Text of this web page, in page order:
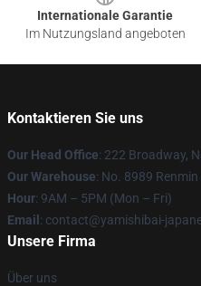
Internationale Garantie
Im Nutzungsland angeboten
Kontaktieren Sie uns
Our Head Office: 222 Broadway,
Our Warehouse: No. 8989
Hour: 9AM – 5PM (Mon – Fri)
Email : contact@yamishibai-
Unsere Firma
Über uns